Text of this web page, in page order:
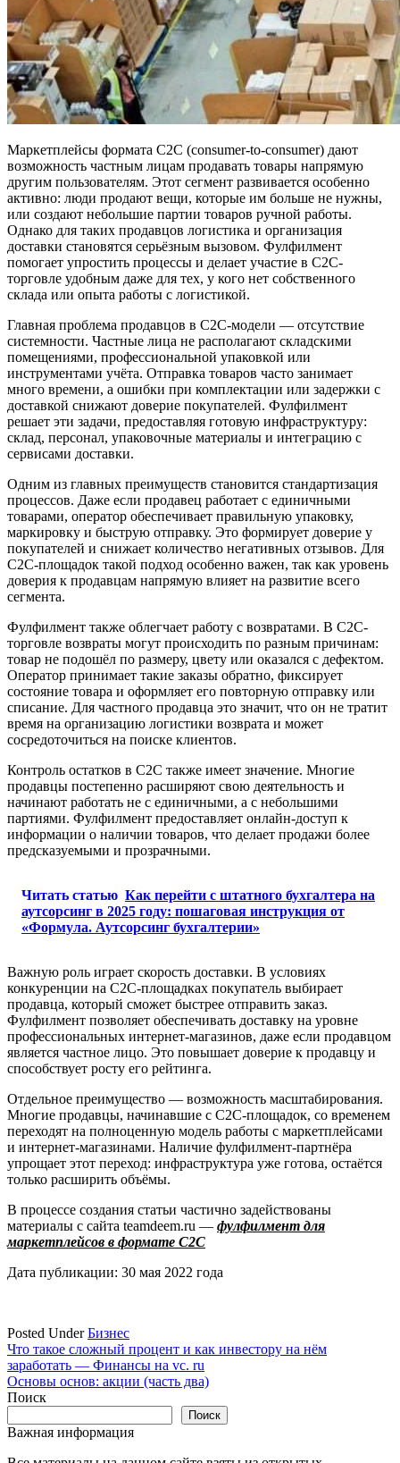
Маркетплейсы формата C2C (consumer-to-consumer) дают
возможность частным лицам продавать товары напрямую
другим пользователям. Этот сегмент развивается особенно
активно: люди продают вещи, которые им больше не нужны,
или создают небольшие партии товаров ручной работы.
Однако для таких продавцов логистика и организация
доставки становятся серьёзным вызовом. Фулфилмент
помогает упростить процессы и делает участие в C2C-
торговле удобным даже для тех, у кого нет собственного
склада или опыта работы с логистикой.
Главная проблема продавцов в C2C-модели — отсутствие
системности. Частные лица не располагают складскими
помещениями, профессиональной упаковкой или
инструментами учёта. Отправка товаров часто занимает
много времени, а ошибки при комплектации или задержки с
доставкой снижают доверие покупателей. Фулфилмент
решает эти задачи, предоставляя готовую инфраструктуру:
склад, персонал, упаковочные материалы и интеграцию с
сервисами доставки.
Одним из главных преимуществ становится стандартизация
процессов. Даже если продавец работает с единичными
товарами, оператор обеспечивает правильную упаковку,
маркировку и быструю отправку. Это формирует доверие у
покупателей и снижает количество негативных отзывов. Для
C2C-площадок такой подход особенно важен, так как уровень
доверия к продавцам напрямую влияет на развитие всего
сегмента.
Фулфилмент также облегчает работу с возвратами. В C2C-
торговле возвраты могут происходить по разным причинам:
товар не подошёл по размеру, цвету или оказался с дефектом.
Оператор принимает такие заказы обратно, фиксирует
состояние товара и оформляет его повторную отправку или
списание. Для частного продавца это значит, что он не тратит
время на организацию логистики возврата и может
сосредоточиться на поиске клиентов.
Контроль остатков в C2C также имеет значение. Многие
продавцы постепенно расширяют свою деятельность и
начинают работать не с единичными, а с небольшими
партиями. Фулфилмент предоставляет онлайн-доступ к
информации о наличии товаров, что делает продажи более
предсказуемыми и прозрачными.
Читать статью Как перейти с штатного бухгалтера на
аутсорсинг в 2025 году: пошаговая инструкция от
«Формула. Аутсорсинг бухгалтерии»
Важную роль играет скорость доставки. В условиях
конкуренции на C2C-площадках покупатель выбирает
продавца, который сможет быстрее отправить заказ.
Фулфилмент позволяет обеспечивать доставку на уровне
профессиональных интернет-магазинов, даже если продавцом
является частное лицо. Это повышает доверие к продавцу и
способствует росту его рейтинга.
Отдельное преимущество — возможность масштабирования.
Многие продавцы, начинавшие с C2C-площадок, со временем
переходят на полноценную модель работы с маркетплейсами
и интернет-магазинами. Наличие фулфилмент-партнёра
упрощает этот переход: инфраструктура уже готова, остаётся
только расширить объёмы.
В процессе создания статьи частично задействованы
материалы с сайта teamdeem.ru — фулфилмент для
маркетплейсов в формате C2C
Дата публикации: 30 мая 2022 года
Posted UnderБизнес
Навигация
по
записям
Что такое сложный процент и как инвестору на нём
заработать — Финансы на vc. ru
Основы основ: акции (часть два)
Поиск
Поиск
Важная информация